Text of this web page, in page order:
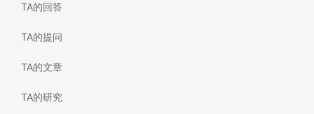
TA的回答
TA的提问
TA的文章
TA的研究